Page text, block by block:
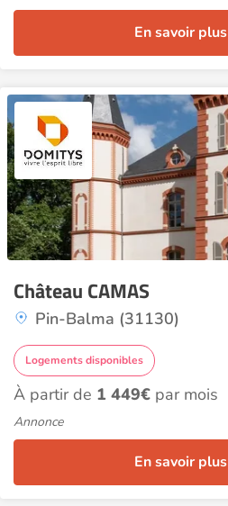
En savoir plus
Château CAMAS
Pin-Balma (31130)
Logements disponibles
À partir de 1 449€ par mois
Annonce
En savoir plus